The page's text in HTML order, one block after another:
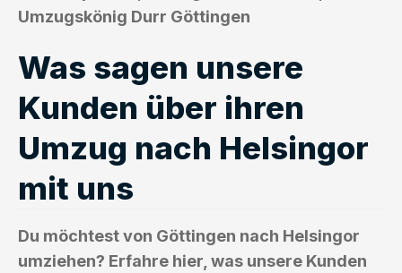
Umzugskönig Durr Göttingen
Was sagen unsere
Kunden über ihren
Umzug nach Helsingor
mit uns
Du möchtest von Göttingen nach Helsingor
umziehen? Erfahre hier, was unsere Kunden